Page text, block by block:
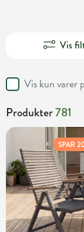
Vis
Vis kun varer
Produkter781
SPAR